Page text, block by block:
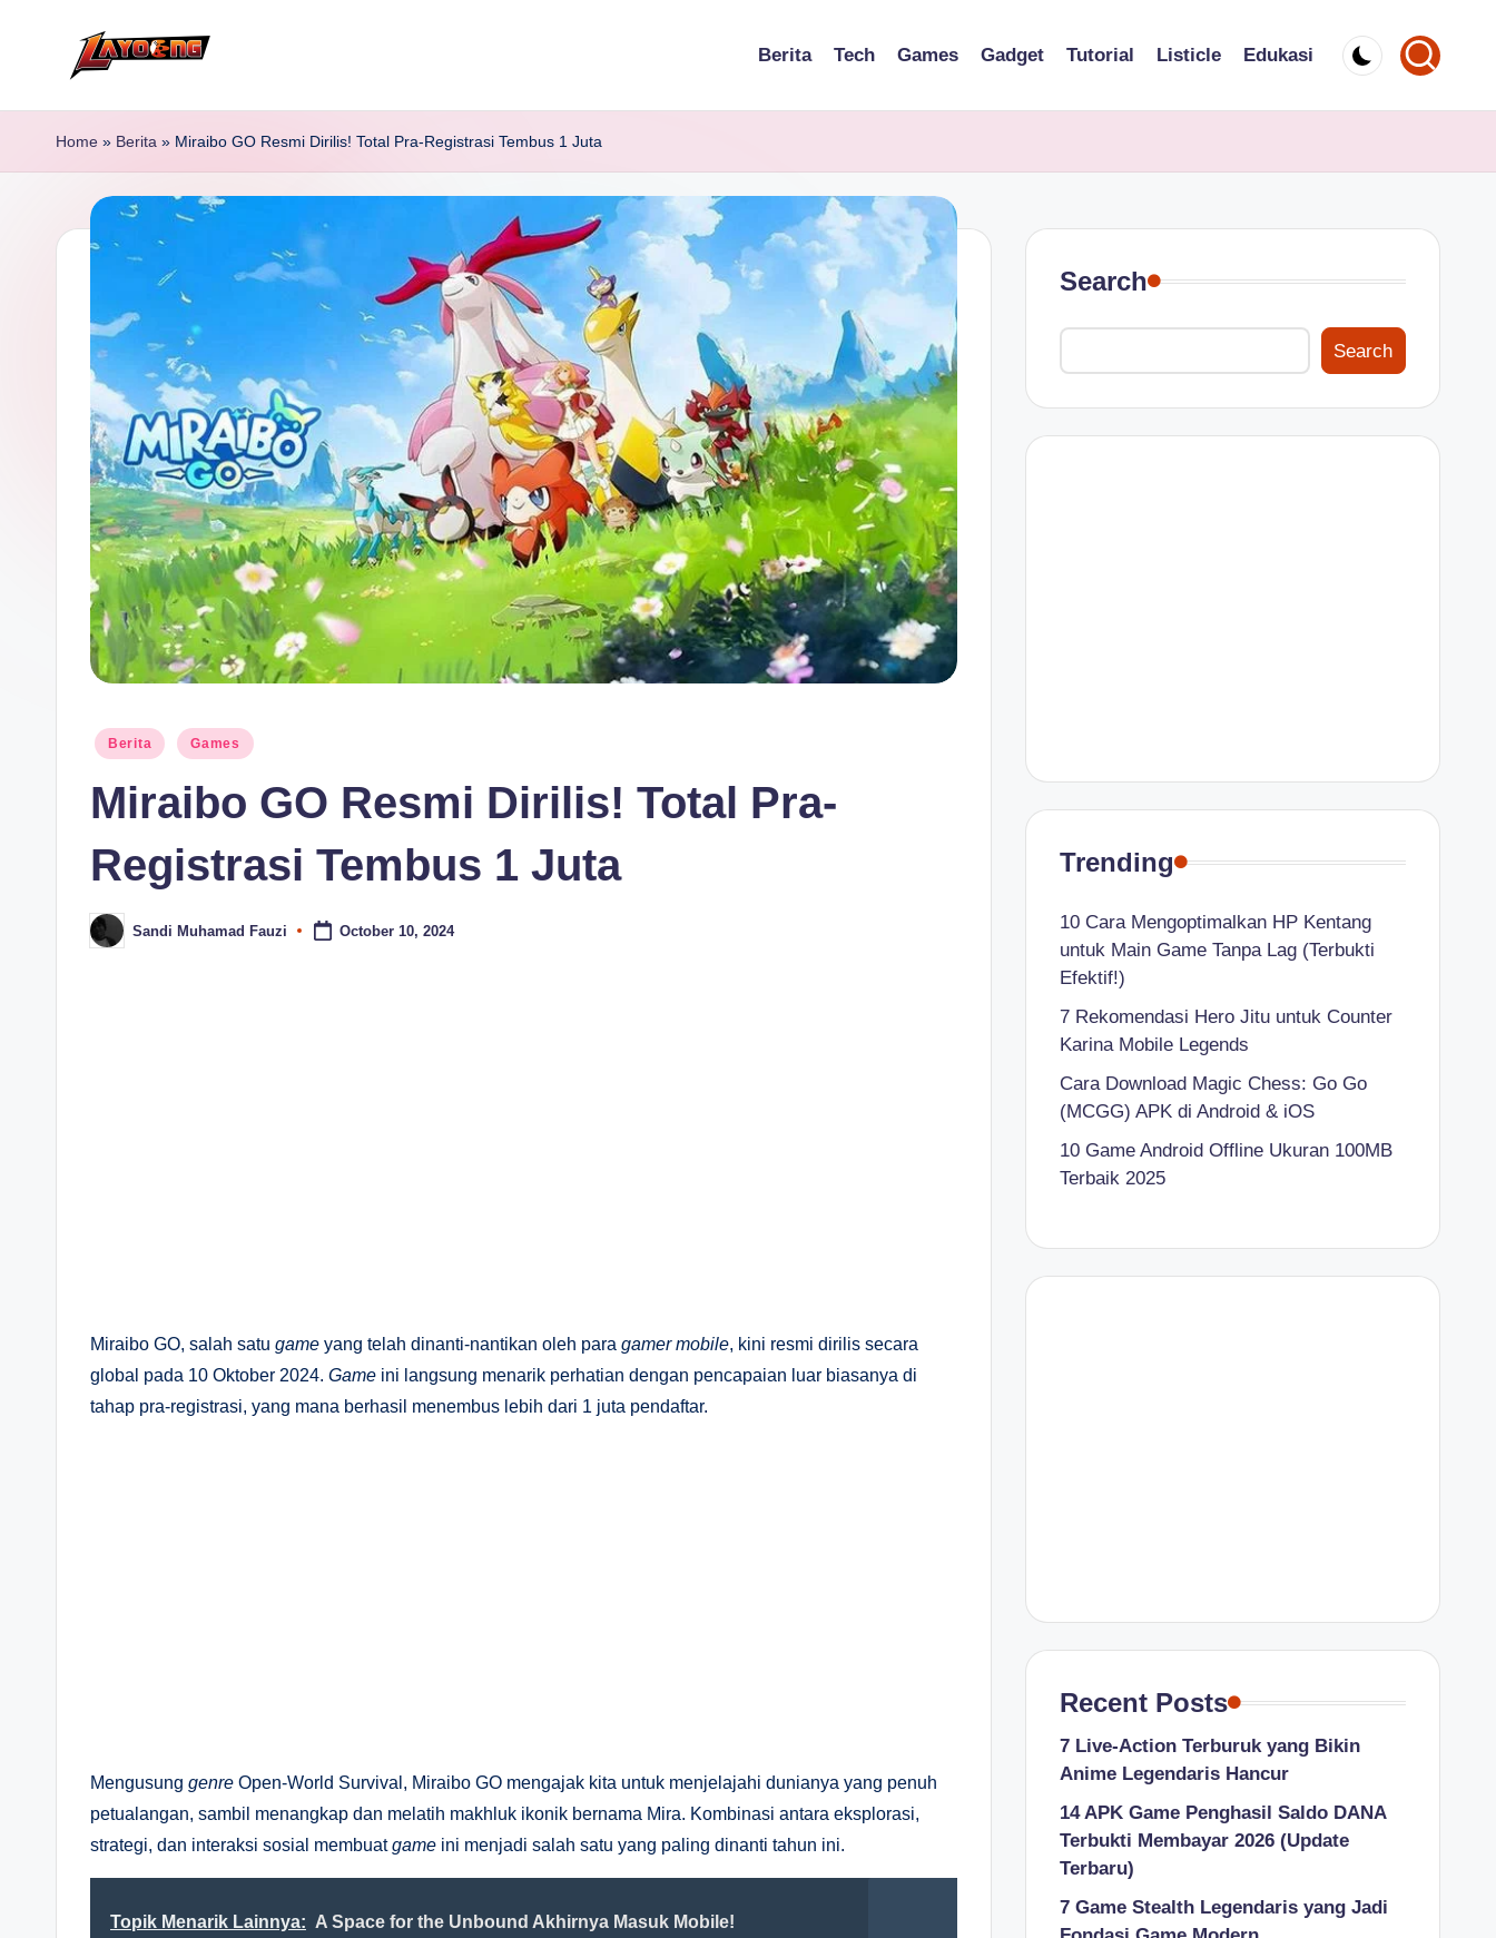
Berita Tech Games Gadget Tutorial Listicle Edukasi
Home » Berita » Miraibo GO Resmi Dirilis! Total Pra-Registrasi Tembus 1 Juta
Posted
Berita Games
Miraibo GO Resmi Dirilis! Total Pra-
Registrasi Tembus 1 Juta
Posted
by
Sandi Muhamad Fauzi October 10, 2024
Miraibo GO, salah satu game yang telah dinanti-nantikan oleh para gamer mobile, kini resmi dirilis secara
global pada 10 Oktober 2024. Game ini langsung menarik perhatian dengan pencapaian luar biasanya di
tahap pra-registrasi, yang mana berhasil menembus lebih dari 1 juta pendaftar.
Mengusung genre Open-World Survival, Miraibo GO mengajak kita untuk menjelajahi dunianya yang penuh
petualangan, sambil menangkap dan melatih makhluk ikonik bernama Mira. Kombinasi antara eksplorasi,
strategi, dan interaksi sosial membuatgame ini menjadi salah satu yang paling dinanti tahun ini.
Topik Menarik Lainnya: A Space for the Unbound Akhirnya Masuk Mobile!
Search
Search
Trending
10 Cara Mengoptimalkan HP Kentang
untuk Main Game Tanpa Lag (Terbukti
Efektif!)
7 Rekomendasi Hero Jitu untuk Counter
Karina Mobile Legends
Cara Download Magic Chess: Go Go
(MCGG) APK di Android & iOS
10 Game Android Offline Ukuran 100MB
Terbaik 2025
Recent Posts
7 Live-Action Terburuk yang Bikin
Anime Legendaris Hancur
14 APK Game Penghasil Saldo DANA
Terbukti Membayar 2026 (Update
Terbaru)
7 Game Stealth Legendaris yang Jadi